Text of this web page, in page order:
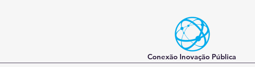
Conexão Inovação Pública